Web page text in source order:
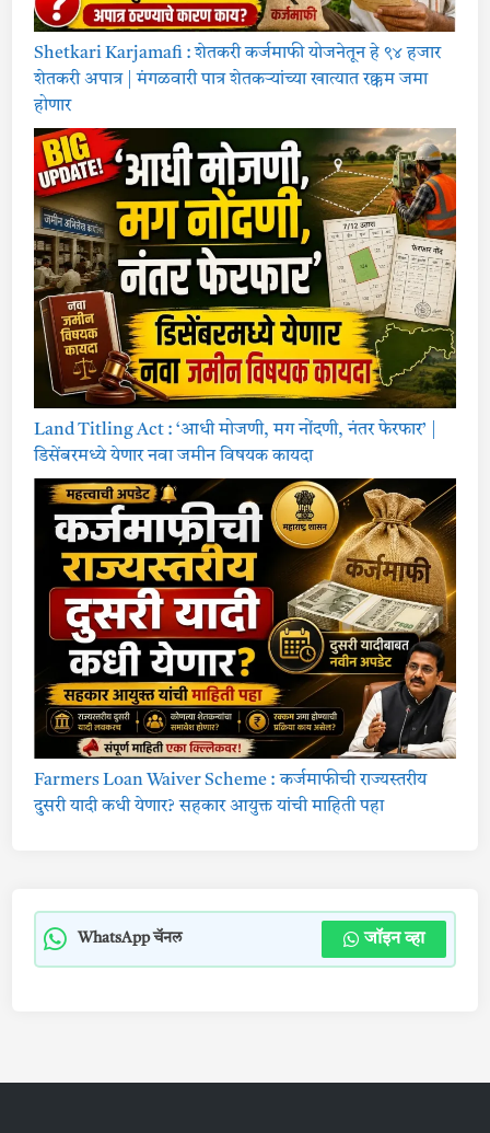
Shetkari Karjamafi : शेतकरी कर्जमाफी योजनेतून हे ९४ हजार
शेतकरी अपात्र | मंगळवारी पात्र शेतकऱ्यांच्या खात्यात रक्कम जमा
होणार
Land Titling Act : ‘आधी मोजणी, मग नोंदणी, नंतर फेरफार’ |
डिसेंबरमध्ये येणार नवा जमीन विषयक कायदा
Farmers Loan Waiver Scheme : कर्जमाफीची राज्यस्तरीय
दुसरी यादी कधी येणार? सहकार आयुक्त यांची माहिती पहा
WhatsApp चॅनल जॉइन व्हा